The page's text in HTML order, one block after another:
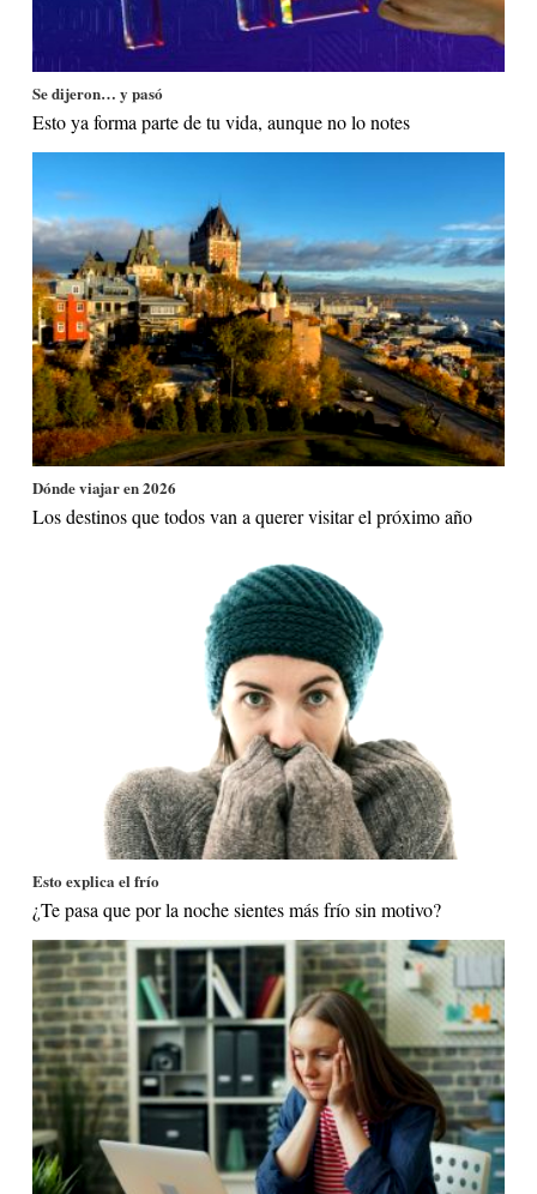
Se dijeron… y pasó
Esto ya forma parte de tu vida, aunque no lo notes
Dónde viajar en 2026
Los destinos que todos van a querer visitar el próximo año
Esto explica el frío
¿Te pasa que por la noche sientes más frío sin motivo?